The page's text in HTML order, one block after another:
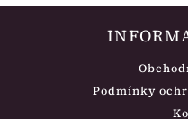
Podmínky